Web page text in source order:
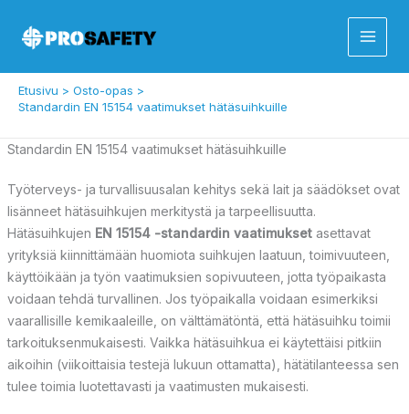
sisältöön
Etusivu
Osto-opas
Standardin EN 15154 vaatimukset hätäsuihkuille
Standardin EN 15154 vaatimukset hätäsuihkuille
Työterveys- ja turvallisuusalan kehitys sekä lait ja säädökset ovat
lisänneet hätäsuihkujen merkitystä ja tarpeellisuutta.
Hätäsuihkujen EN 15154 -standardin vaatimuksetasettavat
yrityksiä kiinnittämään huomiota suihkujen laatuun, toimivuuteen,
käyttöikään ja työn vaatimuksien sopivuuteen, jotta työpaikasta
voidaan tehdä turvallinen. Jos työpaikalla voidaan esimerkiksi
vaarallisille kemikaaleille, on välttämätöntä, että hätäsuihku toimii
tarkoituksenmukaisesti. Vaikka hätäsuihkua ei käytettäisi pitkiin
aikoihin (viikoittaisia testejä lukuun ottamatta), hätätilanteessa sen
tulee toimia luotettavasti ja vaatimusten mukaisesti.